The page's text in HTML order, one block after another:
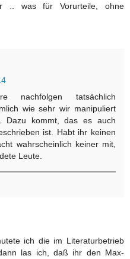
.. was für Vorurteile, ohne
tatsächlich
wie sehr wir manipuliert
Dazu kommt, das es auch
ist. Habt ihr keinen
wahrscheinlich keiner mit,
Leute.
ich die im Literaturbetrieb
las ich, daß ihr den Max-